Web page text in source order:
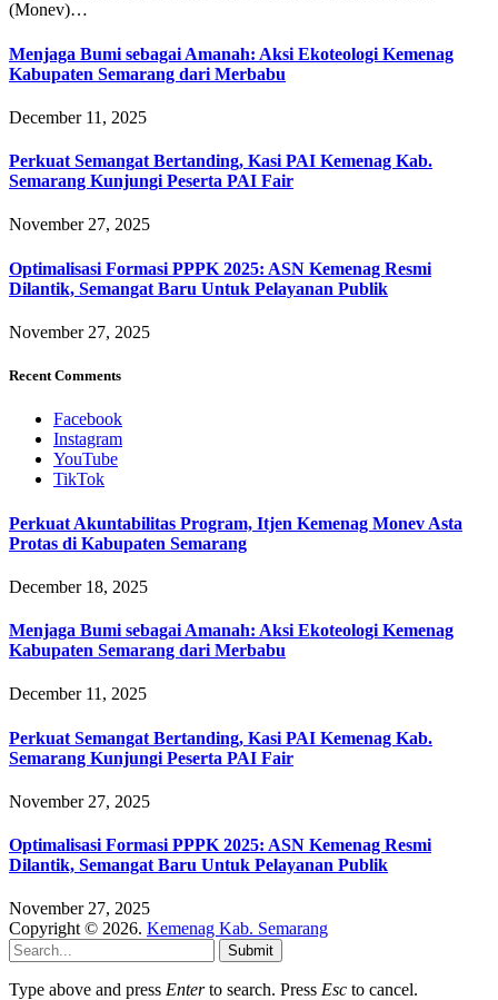
(Monev)…
Menjaga Bumi sebagai Amanah: Aksi Ekoteologi Kemenag
Kabupaten Semarang dari Merbabu
December 11, 2025
Perkuat Semangat Bertanding, Kasi PAI Kemenag Kab.
Semarang Kunjungi Peserta PAI Fair
November 27, 2025
Optimalisasi Formasi PPPK 2025: ASN Kemenag Resmi
Dilantik, Semangat Baru Untuk Pelayanan Publik
November 27, 2025
Recent Comments
Facebook
Instagram
YouTube
TikTok
Perkuat Akuntabilitas Program, Itjen Kemenag Monev Asta
Protas di Kabupaten Semarang
December 18, 2025
Menjaga Bumi sebagai Amanah: Aksi Ekoteologi Kemenag
Kabupaten Semarang dari Merbabu
December 11, 2025
Perkuat Semangat Bertanding, Kasi PAI Kemenag Kab.
Semarang Kunjungi Peserta PAI Fair
November 27, 2025
Optimalisasi Formasi PPPK 2025: ASN Kemenag Resmi
Dilantik, Semangat Baru Untuk Pelayanan Publik
November 27, 2025
Copyright © 2026. Kemenag Kab. Semarang
Submit
Type above and press Enterto search. Press Esc to cancel.